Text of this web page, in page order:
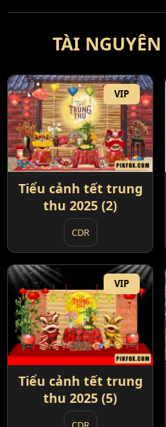
TÀI
VIP
Tiểu cảnh tết trung
thu 2025 (2)
CDR
VIP
Tiểu cảnh tết trung
thu 2025 (5)